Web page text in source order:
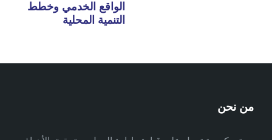
الواقع الخدمي وخطط
التنمية المحلية
من نحن